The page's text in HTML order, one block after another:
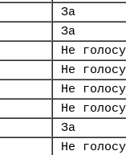
За
За
Не
Не
Не
Не
За
Не